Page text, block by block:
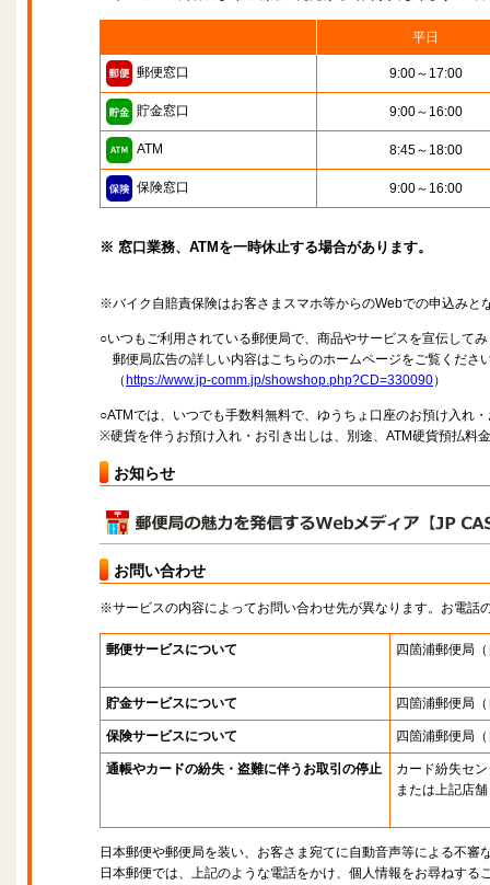
平日
郵便窓口 9:00～17:00
貯金窓口 9:00～16:00
ATM 8:45～18:00
保険窓口 9:00～16:00
※ 窓口業務、ATMを一時休止する場合があります。
※バイク自賠責保険はお客さまスマホ等からのWebでの申込みと
○いつもご利用されている郵便局で、商品やサービスを宣伝して
郵便局広告の詳しい内容はこちらのホームページをご覧くださ
（ https://www.jp-comm.jp/showshop.php?CD=330090）
○ATMでは、いつでも手数料無料で、ゆうちょ口座のお預け入れ
※硬貨を伴うお預け入れ・お引き出しは、別途、ATM硬貨預払料
お知らせ
お問い合わせ
※サービスの内容によってお問い合わせ先が異なります。お電話
郵便サービスについて 四箇浦郵便局
貯金サービスについて 四箇浦郵便局
保険サービスについて 四箇浦郵便局
通帳やカードの紛失・盗難に伴うお取引の停止
カード紛失セ
または上記店舗
日本郵便や郵便局を装い、お客さま宛てに自動音声等による不審
日本郵便では、上記のような電話をかけ、個人情報をお尋ねする